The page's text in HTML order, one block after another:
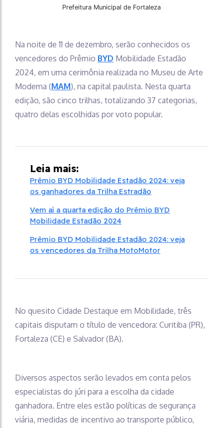
Prefeitura Municipal de Fortaleza
Na noite de 11 de dezembro, serão conhecidos os
vencedores do Prêmio BYD Mobilidade Estadão
2024, em uma cerimônia realizada no Museu de Arte
Moderna (MAM), na capital paulista. Nesta quarta
edição, são cinco trilhas, totalizando 37 categorias,
quatro delas escolhidas por voto popular.
Leia mais:
Prêmio BYD Mobilidade Estadão 2024: veja
os ganhadores da Trilha Estradão
Vem aí a quarta edição do Prêmio BYD
Mobilidade Estadão 2024
Prêmio BYD Mobilidade Estadão 2024: veja
os vencedores da Trilha MotoMotor
No quesito Cidade Destaque em Mobilidade, três
capitais disputam o título de vencedora: Curitiba (PR),
Fortaleza (CE) e Salvador (BA).
Diversos aspectos serão levados em conta pelos
especialistas do júri para a escolha da cidade
ganhadora. Entre eles estão políticas de segurança
viária, medidas de incentivo ao transporte público,